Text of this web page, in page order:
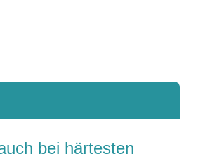
bei härtesten